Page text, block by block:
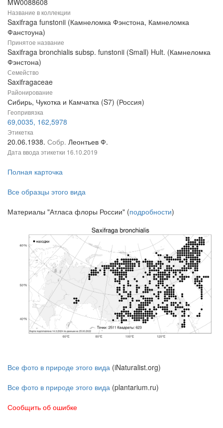
Название в коллекции
Saxifraga funstonii (Камнеломка Фэнстона, Камнеломка
Фанстоуна)
Принятое название
Saxifraga bronchialis subsp. funstonii (Small) Hult. (Камнеломка
Фэнстона)
Семейство
Saxifragaceae
Районирование
Сибирь, Чукотка и Камчатка (S7) (Россия)
Геопривязка
69,0035, 162,5978
Этикетка
20.06.1938. Собр. Леонтьев Ф.
Дата ввода этикетки 16.10.2019
Полная карточка
Все образцы этого вида
Материалы "Атласа флоры России" (подробности)
Все фото в природе этого вида (iNaturalist.org)
Все фото в природе этого вида (plantarium.ru)
Сообщить об ошибке